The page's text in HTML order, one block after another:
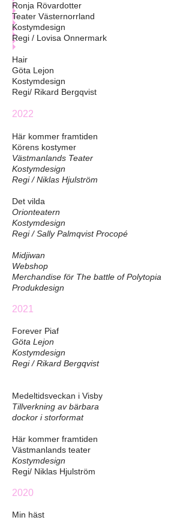
Ronja Rövardotter
Teater Västernorrland
Kostymdesign
Regi / Lovisa Onnermark
Hair
Göta Lejon
Kostymdesign
Regi/ Rikard Bergqvist
2022
Här kommer framtiden
Körens kostymer
Västmanlands Teater
Kostymdesign
Regi / Niklas Hjulström
Det vilda
Orionteatern
Kostymdesign
Regi / Sally Palmqvist Procopé
Midjiwan
Webshop
Merchandise för The battle of Polytopia
Produkdesign
2021
Forever Piaf
Göta Lejon
Kostymdesign
Regi / Rikard Bergqvist
Medeltidsveckan i Visby
Tillverkning av bärbara
dockor i storformat
Här kommer framtiden
Västmanlands teater
Kostymdesign
Regi/ Niklas Hjulström
2020
Min häst